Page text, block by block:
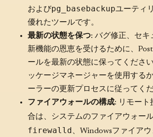
およびpg_basebackupユーティ
優れたツールです。
最新の状態を保つ: バグ修正、セキ
新機能の恩恵を受けるために、
ールを最新の状態に保ってくださ
ッケージマネージャーを使用する
ーラーの更新プロセスに従ってくだ
ファイアウォールの構成: リモート
合は、システムのファイアウォール
firewalld 、Windowsファイア